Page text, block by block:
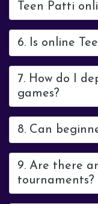
Teen Patti
6. Is online
7. How do I
games?
8. Can
9. Are there
tournaments?